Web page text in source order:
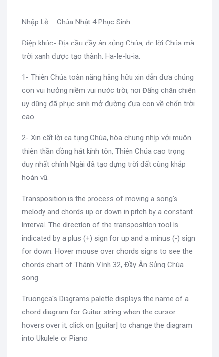
Nhập Lễ – Chúa Nhật 4 Phục Sinh.
Điệp khúc- Địa cầu đầy ân sủng Chúa, do lời Chúa mà
trời xanh được tạo thành. Ha-le-lu-ia.
1- Thiên Chúa toàn năng hằng hữu xin dẫn đưa chúng
con vui hưởng niềm vui nước trời, nơi Đấng chăn chiên
uy dũng đã phục sinh mở đường đưa con về chốn trời
cao.
2- Xin cất lời ca tụng Chúa, hòa chung nhịp với muôn
thiên thần đồng hát kính tôn, Thiên Chúa cao trọng
duy nhất chính Ngài đã tạo dựng trời đất cùng khắp
hoàn vũ.
Transposition is the process of moving a song's
melody and chords up or down in pitch by a constant
interval. The direction of the transposition tool is
indicated by a plus (+) sign for up and a minus (-) sign
for down. Hover mouse over chords signs to see the
chords chart of Thánh Vịnh 32, Đầy Ân Sủng Chúa
song.
Truongca's Diagrams palette displays the name of a
chord diagram for Guitar string when the cursor
hovers over it, click on [guitar] to change the diagram
into Ukulele or Piano.